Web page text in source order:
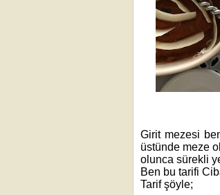
Girit mezesi
üstünde meze
olunca sürekli
Ben bu tarifi
Tarif şöyle;